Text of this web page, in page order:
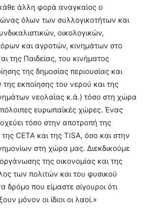
άλλη φορά αναγκαίος ο
όλων των συλλογικοτήτων και
οικολογικών,
και αγροτών, κινημάτων στο
της Παιδείας, του κινήματος
της δημοσίας περιουσίας και
της εκποίησης του νερού και της
νεολαίας κ.ά.) τόσο στη χώρα
ευρωπαϊκές χώρες. Ένας
τόσο στην αποτροπή της
CETA και της TiSA, όσο και στην
στη χώρα μας. Διεκδικούμε
της οικονομίας και της
των πολιτών και του φυσικού
δρόμο που είμαστε σίγουροι ότι
μόνον οι ίδιοι οι λαοί.»